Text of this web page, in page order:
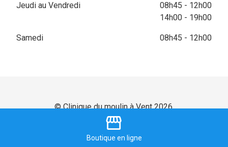
storefront
Boutique en ligne
Jeudi au Vendredi
08h45 - 12h00
14h00 - 19h00
Samedi 08h45 - 12h00
© Clinique du moulin à Vent 2026.
Mentions légales